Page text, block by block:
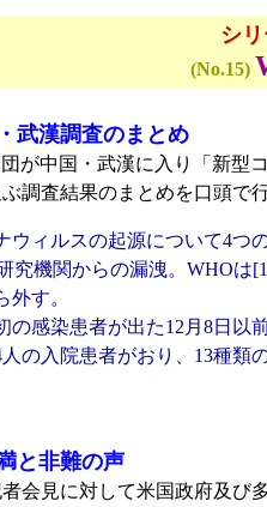
シ
(No.15)
武漢調査のまとめ
が中国・武漢に入り「新型
調査結果のまとめを口頭で
ウィルスの起源について4
究機関からの漏洩。WHOは
す。
の感染患者が出た12月8日以
人の入院患者がおり、13種類
と非難の声
会見に対して米国政府及び